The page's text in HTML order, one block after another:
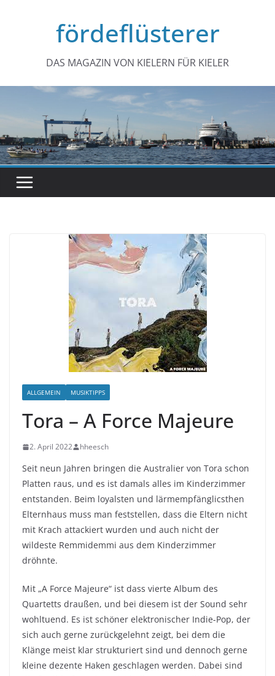
fördeflüsterer
DAS MAGAZIN VON KIELERN FÜR KIELER
ALLGEMEIN MUSIKTIPPS
Tora – A Force Majeure
2. April 2022 hheesch
Seit neun Jahren bringen die Australier von Tora schon
Platten raus, und es ist damals alles im Kinderzimmer
entstanden. Beim loyalsten und lärmempfänglicsthen
Elternhaus muss man feststellen, dass die Eltern nicht
mit Krach attackiert wurden und auch nicht der
wildeste Remmidemmi aus dem Kinderzimmer
dröhnte.
Mit „A Force Majeure“ ist dass vierte Album des
Quartetts draußen, und bei diesem ist der Sound sehr
wohltuend. Es ist schöner elektronischer Indie-Pop, der
sich auch gerne zurückgelehnt zeigt, bei dem die
Klänge meist klar strukturiert sind und dennoch gerne
kleine dezente Haken geschlagen werden. Dabei sind